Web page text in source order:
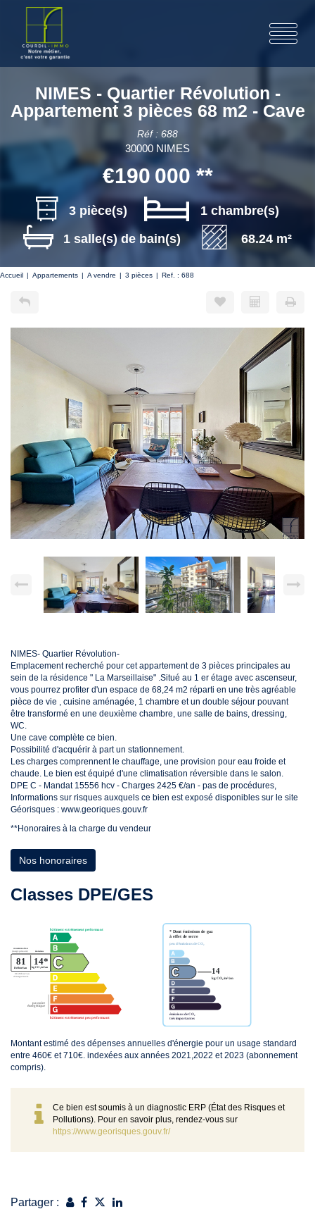
NIMES - Quartier Révolution -
Appartement 3 pièces 68 m2 - Cave
Réf : 688
30000 NIMES
€190 000 **
3 pièce(s)
1 chambre(s)
1 salle(s) de bain(s)
68.24 m²
Accueil Appartements A vendre 3 pièces Ref. : 688
NIMES- Quartier Révolution-
Emplacement recherché pour cet appartement de 3 pièces principales au
sein de la résidence " La Marseillaise" .Situé au 1 er étage avec ascenseur,
vous pourrez profiter d'un espace de 68,24 m2 réparti en une très agréable
pièce de vie , cuisine aménagée, 1 chambre et un double séjour pouvant
être transformé en une deuxième chambre, une salle de bains, dressing,
WC.
Une cave complète ce bien.
Possibilité d'acquérir à part un stationnement.
Les charges comprennent le chauffage, une provision pour eau froide et
chaude. Le bien est équipé d'une climatisation réversible dans le salon.
DPE C - Mandat 15556 hcv - Charges 2425 €/an - pas de procédures,
Informations sur risques auxquels ce bien est exposé disponibles sur le site
Géorisques : www.georiques.gouv.fr
**Honoraires à la charge du vendeur
Nos honoraires
Classes DPE/GES
Montant estimé des dépenses annuelles d'énergie pour un usage standard
entre 460€ et 710€. indexées aux années 2021,2022 et 2023 (abonnement
compris).
Ce bien est soumis à un diagnostic ERP (État des Risques et
Pollutions). Pour en savoir plus, rendez-vous sur
https://www.georisques.gouv.fr/
Partager :